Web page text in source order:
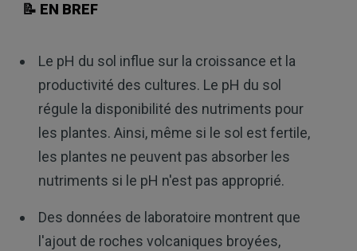
📝 EN BREF
Le pH du sol influe sur la croissance et la
productivité des cultures. Le pH du sol
régule la disponibilité des nutriments pour
les plantes. Ainsi, même si le sol est fertile,
les plantes ne peuvent pas absorber les
nutriments si le pH n'est pas approprié.
Des données de laboratoire montrent que
l'ajout de roches volcaniques broyées,